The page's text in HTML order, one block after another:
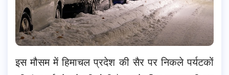
इस मौसम में हिमाचल प्रदेश की सैर पर निकले पर्यटकों